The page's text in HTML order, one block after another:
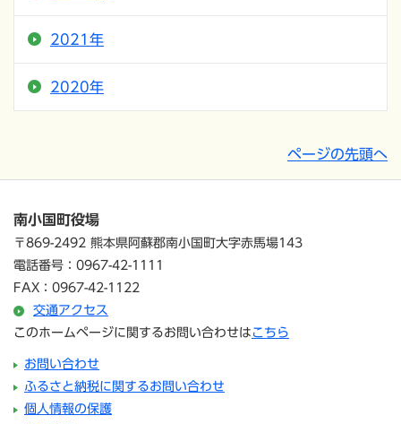
2021年
2020年
ページの先頭へ
南小国町役場
〒869-2492 熊本県阿蘇郡南小国町大字赤馬場143
電話番号：0967-42-1111
FAX：0967-42-1122
交通アクセス
このホームページに関するお問い合わせは こちら
お問い合わせ
ふるさと納税に関するお問い合わせ
個人情報の保護